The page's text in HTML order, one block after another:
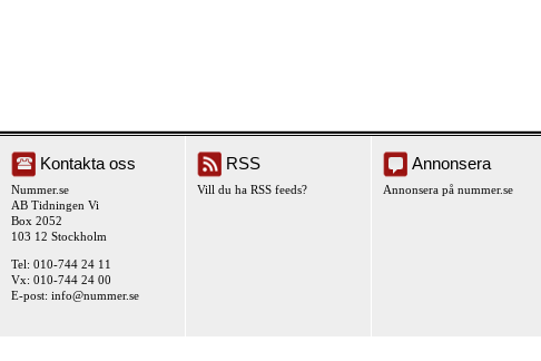
Kontakta oss
Nummer.se
AB Tidningen Vi
Box 2052
103 12 Stockholm
Tel: 010-744 24 11
Vx: 010-744 24 00
E-post: info@nummer.se
RSS
Vill du ha RSS feeds?
Annonsera
Annonsera på nummer.se